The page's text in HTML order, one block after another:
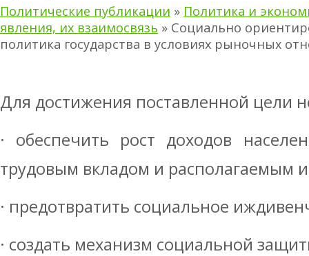
Политические публикации » Политика и
явления, их взаимосвязь » Социально
политика государства в условиях рыночных
Для достижения поставленной цели
· обеспечить рост доходов
трудовым вкладом и располагаемым
· предотвратить социальное
· создать механизм социальной